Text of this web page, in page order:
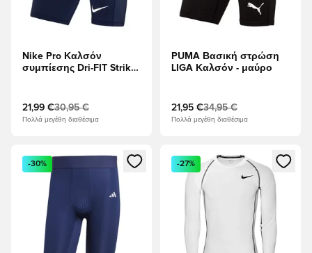
Nike Pro Καλσόν
συμπίεσης Dri-FIT Strike
21,99 €30,95 €
Πολλά μεγέθη διαθέσιμα
PUMA Βασική στρώση
LIGA Καλσόν - μαύρο
21,95 €34,95 €
Πολλά μεγέθη διαθέσιμα
Ανοίγει ένα Modal για να συνδεθείτε ή να εγγραφείτε ως
-30%
Ανοίγει ένα Modal για να
-27%